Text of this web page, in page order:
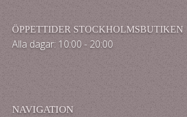
ÖPPETTIDER STOCKHOLMSBUTIKEN
Alla dagar: 10:00 - 20:00
NAVIGATION